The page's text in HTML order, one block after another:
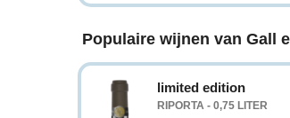
Populaire wijnen van Gall
limited edition
RIPORTA - 0,75 LITER